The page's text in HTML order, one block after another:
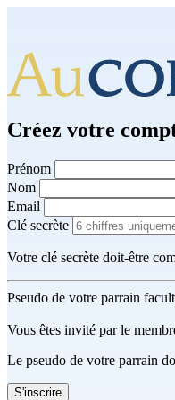
Créez votre
Prénom
Nom
Email
Clé secrète
Votre clé secrète doit-être
Pseudo de votre parrain
Vous êtes invité par le
Le pseudo de votre parrain
S'inscrire